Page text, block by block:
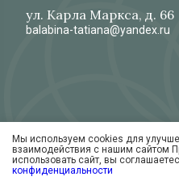
ул. Карла Маркса, д. 66
balabina-tatiana@yandex.ru
© 2026
Обработка и защита
Согласие на обработку
данных
Мы используем cookies для
взаимодействия с нашим сайтом
использовать сайт, вы
конфиденциальности